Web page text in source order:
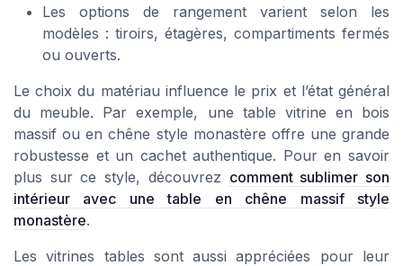
Les options de rangement varient selon les
modèles : tiroirs, étagères, compartiments fermés
ou ouverts.
Le choix du matériau influence le prix et l’état général
du meuble. Par exemple, une table vitrine en bois
massif ou en chêne style monastère offre une grande
robustesse et un cachet authentique. Pour en savoir
plus sur ce style, découvrez comment sublimer son
intérieur avec une table en chêne massif style
monastère.
Les vitrines tables sont aussi appréciées pour leur